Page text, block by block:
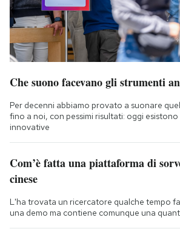
Che suono facevano gli strumenti
Per decenni abbiamo provato a suonare
fino a noi, con pessimi risultati: oggi
innovative
Com’è fatta una piattaforma di
cinese
L'ha trovata un ricercatore qualche tempo
una demo ma contiene comunque una